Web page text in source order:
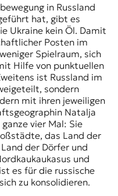
in Russland
hat, gibt es
Ukraine kein Öl. Damit
Posten im
Spielraum, sich
Hilfe von punktuellen
ist Russland im
sondern
mit ihren jeweiligen
Natalja
vier Mal: Sie
das Land der
der Dörfer und
und
es für die russische
zu konsolidieren.